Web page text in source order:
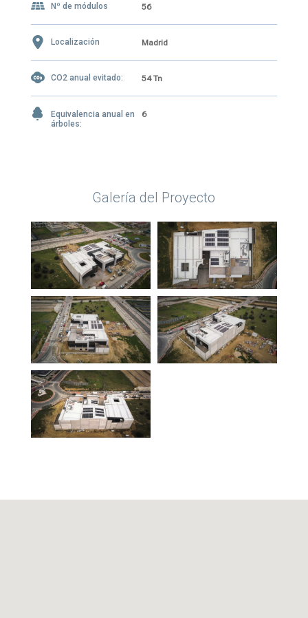
Nº de módulos 56
Localización Madrid
CO2 anual evitado: 54 Tn
Equivalencia anual en
árboles:
6
Galería del Proyecto